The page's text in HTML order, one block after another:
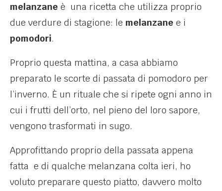
melanzane è una ricetta che utilizza proprio
due verdure di stagione: le melanzane e i
pomodori.
Proprio questa mattina, a casa abbiamo
preparato le scorte di passata di pomodoro per
l’inverno. È un rituale che si ripete ogni anno in
cui i frutti dell’orto, nel pieno del loro sapore,
vengono trasformati in sugo.
Approfittando proprio della passata appena
fatta e di qualche melanzana colta ieri, ho
voluto preparare questo piatto, davvero molto